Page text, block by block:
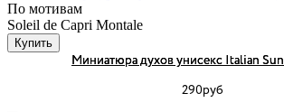
По мотивам
Soleil de Capri Montale
Купить
Миниатюра духов унисекс Italian
290руб